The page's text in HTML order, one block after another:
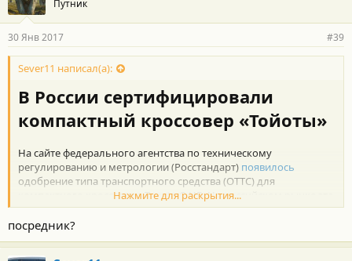
д
а
н
о
с
и
:
Путник
30 Янв 2017 #39
Sever11 написал(а):
В России сертифицировали
компактный кроссовер «Тойоты»
На сайте федерального агентства по техническому
регулированию и метрологии (Росстандарт) появилось
одобрение типа транспортного средства (ОТТС) для
компактного кроссовера Toyota C-HR. На российском рынке эта
модель пока не представлена.
Из документа следует, что вседорожник для РФ
сертифицировали с двумя бензиновыми двигателями. Рабочий
Нажмите для раскрытия...
посредник?